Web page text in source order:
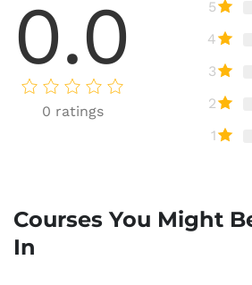
0.0
0 ratings
5
4
3
2
1
Courses You Might
In